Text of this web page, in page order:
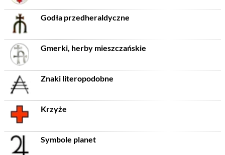
Godła przedheraldyczne
Gmerki, herby mieszczańskie
Znaki literopodobne
Krzyże
Symbole planet